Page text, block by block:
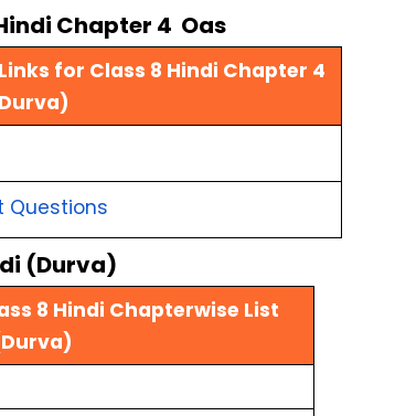
Chapter 4 Oas
for Class 8 Hindi Chapter 4
Questions
(Durva)
8 Hindi Chapterwise List